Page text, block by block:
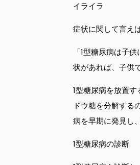
イライラ
症状に関して言え
「1型糖尿病は子
状があれば、子供
1型糖尿病を放置
ドウ糖を分解する
病を早期に発見し
1型糖尿病の診断